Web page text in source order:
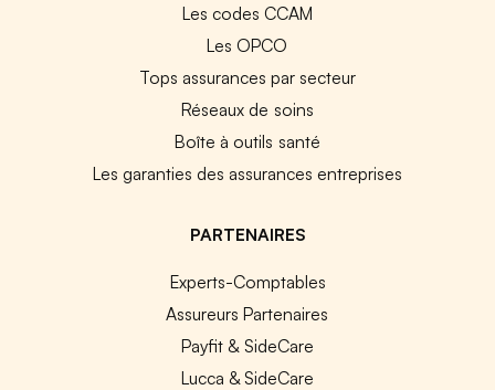
Les codes CCAM
Les OPCO
Tops assurances par secteur
Réseaux de soins
Boîte à outils santé
Les garanties des assurances entreprises
PARTENAIRES
Experts-Comptables
Assureurs Partenaires
Payfit & SideCare
Lucca & SideCare